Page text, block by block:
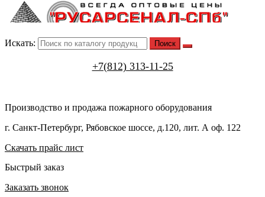
Искать:
+7(812) 313-11-25
Производство и продажа пожарного оборудования
г. Санкт-Петербург, Рябовское шоссе, д.120, лит. А оф. 122
Скачать прайс лист
Быстрый заказ
Заказать звонок